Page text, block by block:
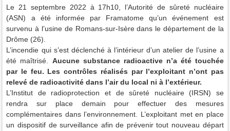
Le 21 septembre 2022 à 17h10, l’Autorité de sûreté nucléaire
(ASN) a été informée par Framatome qu’un événement est
survenu à l’usine de Romans-sur-Isère dans le département de la
Drôme (26).
L’incendie qui s’est déclenché à l’intérieur d’un atelier de l’usine a
été maîtrisé. Aucune substance radioactive n’a été touchée
par le feu. Les contrôles réalisés par l’exploitant n’ont pas
relevé de radioactivité dans l’air du local ni à l’extérieur.
L’Institut de radioprotection et de sûreté nucléaire (IRSN) se
rendra sur place demain pour effectuer des mesures
complémentaires dans l’environnement. L’exploitant met en place
un dispositif de surveillance afin de prévenir tout nouveau départ